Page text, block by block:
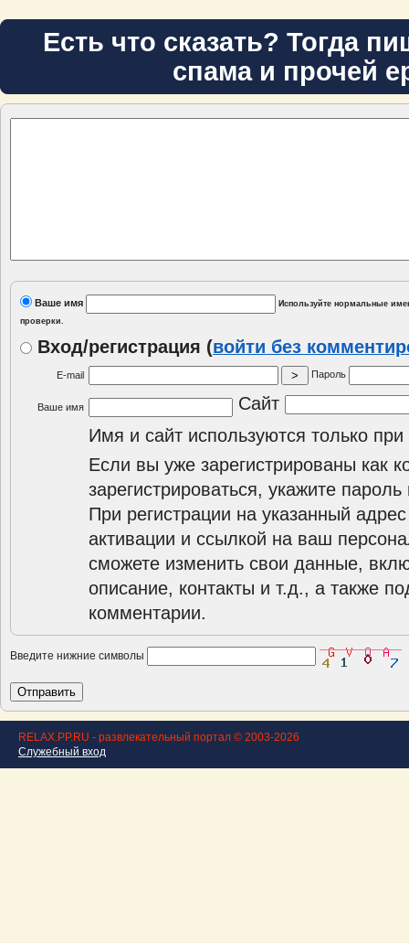
Есть что сказать? Тогда
спама и прочей
Ваше имя
Используйте нормальные
проверки.
Вход/регистрация (войти без
E-mail Пароль
Ваше имя
Сайт
Имя и сайт используются только при
Если вы уже зарегистрированы как
зарегистрироваться, укажите
При регистрации на указанный
активации и ссылкой на ваш
сможете изменить свои данные,
описание, контакты и т.д., а также
комментарии.
Введите нижние символы
RELAX.PP.RU - развлекательный портал © 2003-2026
Служебный вход